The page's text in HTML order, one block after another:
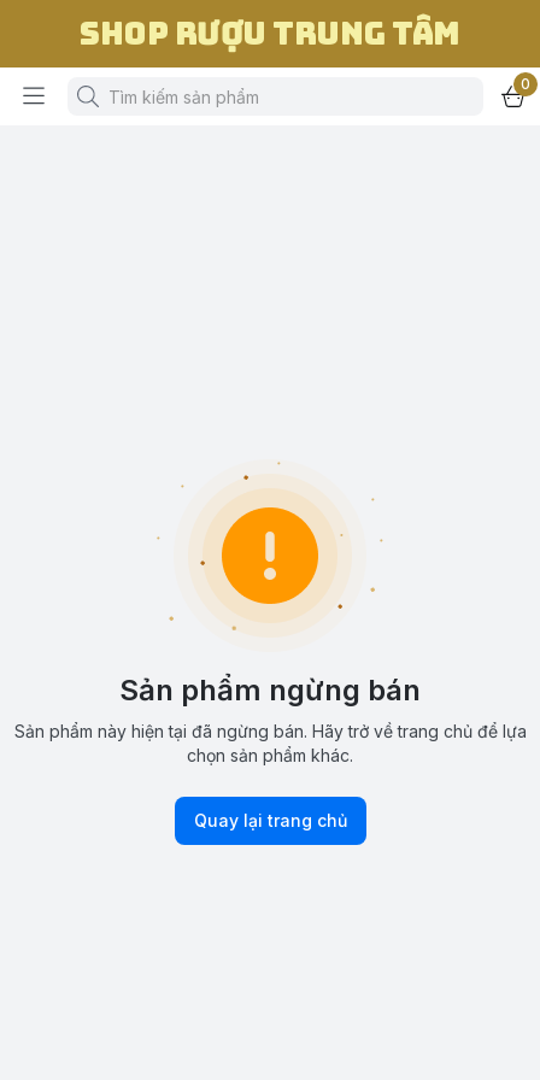
Shop Rượu Trung Tâm
0
Sản phẩm ngừng bán
Sản phẩm này hiện tại đã ngừng bán. Hãy trở về trang chủ để lựa
chọn sản phẩm khác.
Quay lại trang chủ